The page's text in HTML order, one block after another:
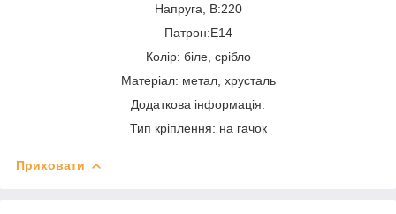
Напруга, В:220
Патрон:E14
Колір: біле, срібло
Матеріал: метал, хрусталь
Додаткова інформація:
Тип кріплення: на гачок
Приховати